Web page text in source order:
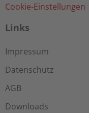
Cookie-Einstellungen
Links
Impressum
Datenschutz
AGB
Downloads